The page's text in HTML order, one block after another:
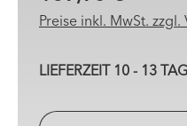
Preise inkl. MwSt. zzgl.
LIEFERZEIT 10 - 13